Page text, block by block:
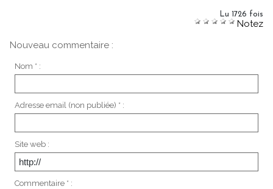
Lu 1726 fois
Notez
Nouveau commentaire :
Nom * :
Adresse email (non publiée) * :
Site web :
Commentaire * :